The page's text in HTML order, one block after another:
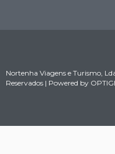
Nortenha Viagens e Turismo,
Reservados | Powered by